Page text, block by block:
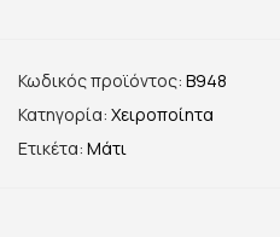
Κωδικός προϊόντος: B948
Κατηγορία: Χειροποίητα
Ετικέτα: Μάτι